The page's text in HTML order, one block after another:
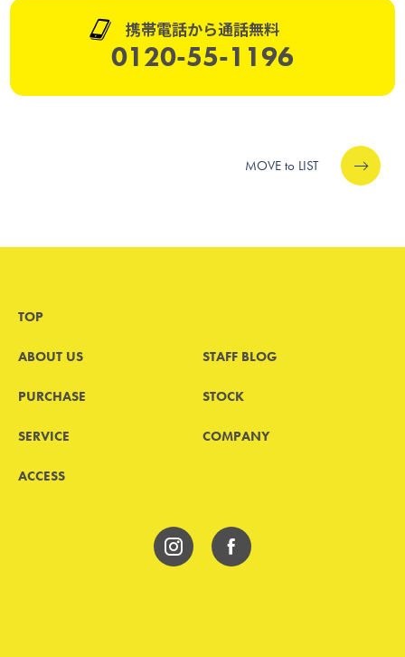
携帯電話から通話無料
0120-55-1196
MOVE to LIST
TOP
ABOUT US STAFF BLOG
PURCHASE STOCK
SERVICE COMPANY
ACCESS